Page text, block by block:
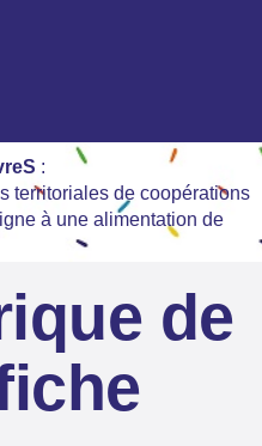
:
territoriales de coopérations
à une alimentation de
de